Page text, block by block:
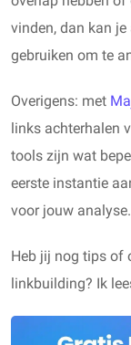
vinden, dan kan
gebruiken om te
Overigens: met
links achterhalen
tools zijn wat
eerste instantie
voor jouw analyse.
Heb jij nog tips of
linkbuilding? Ik